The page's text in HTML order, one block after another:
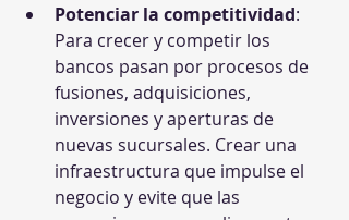
Potenciar la competitividad:
Para crecer y competir los
bancos pasan por procesos de
fusiones, adquisiciones,
inversiones y aperturas de
nuevas sucursales. Crear una
infraestructura que impulse el
negocio y evite que las